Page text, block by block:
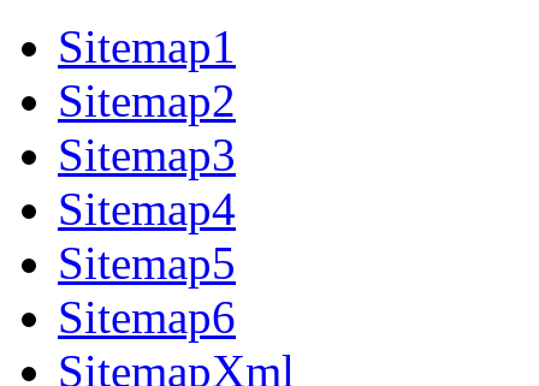
Sitemap1
Sitemap2
Sitemap3
Sitemap4
Sitemap5
Sitemap6
SitemapXml